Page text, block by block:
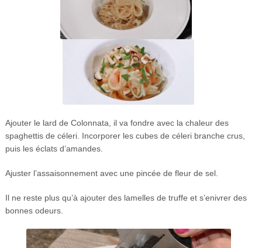
Ajouter le lard de Colonnata, il va fondre avec la chaleur des
spaghettis de céleri. Incorporer les cubes de céleri branche crus,
puis les éclats d’amandes.
Ajuster l’assaisonnement avec une pincée de fleur de sel.
Il ne reste plus qu’à ajouter des lamelles de truffe et s’enivrer des
bonnes odeurs.